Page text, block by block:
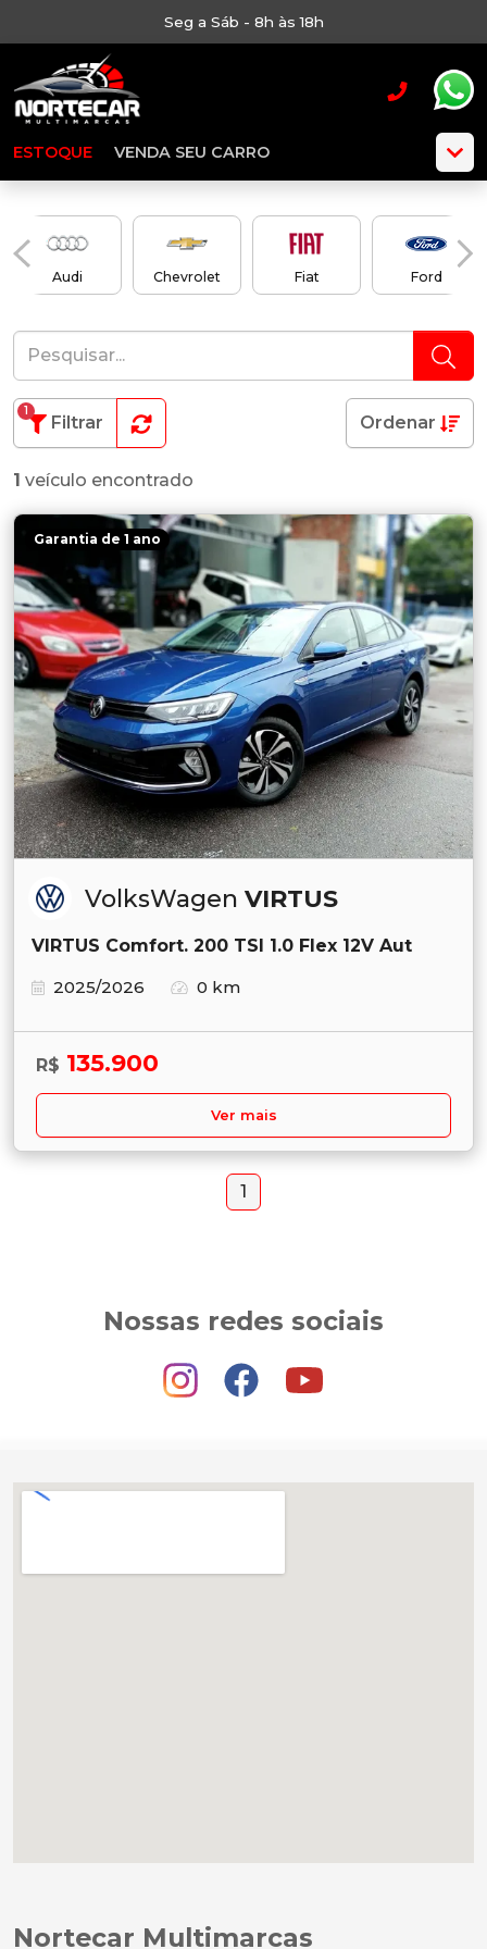
Seg a Sáb - 8h às 18h
ESTOQUE VENDA SEU CARRO
Audi Chevrolet Fiat Ford
Filtrar
1
Ordenar
1 veículo encontrado
Garantia de 1 ano
VolksWagen VIRTUS
VIRTUS Comfort. 200 TSI 1.0 Flex 12V Aut
2025/2026
0 km
R$ 135.900
Ver mais
1
Nossas redes sociais
Nortecar Multimarcas